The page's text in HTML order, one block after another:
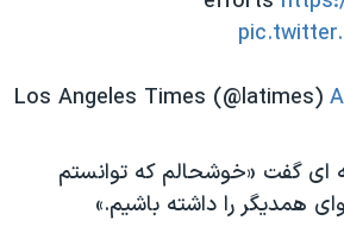
ای گفت «خوشحالم که توانستم
همدیگر را داشته باشیم.»